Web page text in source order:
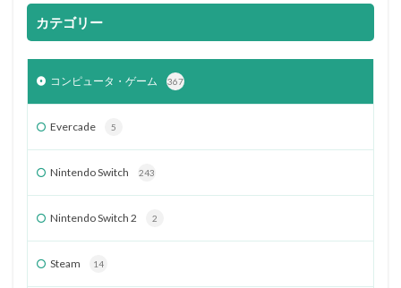
カテゴリー
コンピュータ・ゲーム 367
Evercade 5
Nintendo Switch 243
Nintendo Switch 2 2
Steam 14